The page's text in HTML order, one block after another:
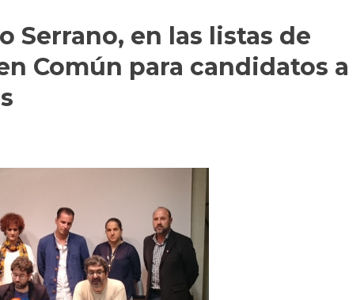
Serrano, en las listas de
Común para candidatos a